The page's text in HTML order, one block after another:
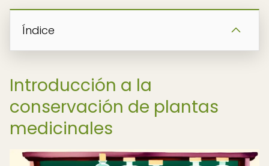
Índice
Introducción a la
conservación de plantas
medicinales